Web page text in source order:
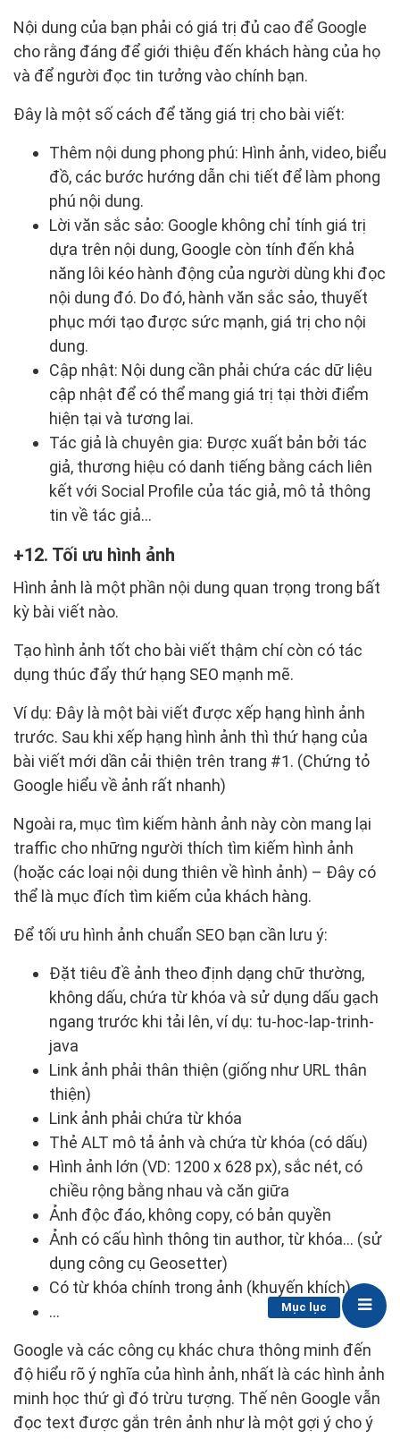
Mục lục
Nội dung của bạn phải có giá trị đủ cao để Google
cho rằng đáng để giới thiệu đến khách hàng của họ
và để người đọc tin tưởng vào chính bạn.
Đây là một số cách để tăng giá trị cho bài viết:
Thêm nội dung phong phú: Hình ảnh, video, biểu
đồ, các bước hướng dẫn chi tiết để làm phong
phú nội dung.
Lời văn sắc sảo: Google không chỉ tính giá trị
dựa trên nội dung, Google còn tính đến khả
năng lôi kéo hành động của người dùng khi đọc
nội dung đó. Do đó, hành văn sắc sảo, thuyết
phục mới tạo được sức mạnh, giá trị cho nội
dung.
Cập nhật: Nội dung cần phải chứa các dữ liệu
cập nhật để có thể mang giá trị tại thời điểm
hiện tại và tương lai.
Tác giả là chuyên gia: Được xuất bản bởi tác
giả, thương hiệu có danh tiếng bằng cách liên
kết với Social Profile của tác giả, mô tả thông
tin về tác giả…
12. Tối ưu hình ảnh
Hình ảnh là một phần nội dung quan trọng trong bất
kỳ bài viết nào.
Tạo hình ảnh tốt cho bài viết thậm chí còn có tác
dụng thúc đẩy thứ hạng SEO mạnh mẽ.
Ví dụ: Đây là một bài viết được xếp hạng hình ảnh
trước. Sau khi xếp hạng hình ảnh thì thứ hạng của
bài viết mới dần cải thiện trên trang #1. (Chứng tỏ
Google hiểu về ảnh rất nhanh)
Ngoài ra, mục tìm kiếm hành ảnh này còn mang lại
traffic cho những người thích tìm kiếm hình ảnh
(hoặc các loại nội dung thiên về hình ảnh) – Đây có
thể là mục đích tìm kiếm của khách hàng.
Để tối ưu hình ảnh chuẩn SEO bạn cần lưu ý:
Đặt tiêu đề ảnh theo định dạng chữ thường,
không dấu, chứa từ khóa và sử dụng dấu gạch
ngang trước khi tải lên, ví dụ: tu-hoc-lap-trinh-
java
Link ảnh phải thân thiện (giống như URL thân
thiện)
Link ảnh phải chứa từ khóa
Thẻ ALT mô tả ảnh và chứa từ khóa (có dấu)
Hình ảnh lớn (VD: 1200 x 628 px), sắc nét, có
chiều rộng bằng nhau và căn giữa
Ảnh độc đáo, không copy, có bản quyền
Ảnh có cấu hình thông tin author, từ khóa… (sử
dụng công cụ Geosetter)
Có từ khóa chính trong ảnh (khuyến khích)
…
Google và các công cụ khác chưa thông minh đến
độ hiểu rõ ý nghĩa của hình ảnh, nhất là các hình ảnh
minh học thứ gì đó trừu tượng. Thế nên Google vẫn
đọc text được gắn trên ảnh như là một gợi ý cho ý